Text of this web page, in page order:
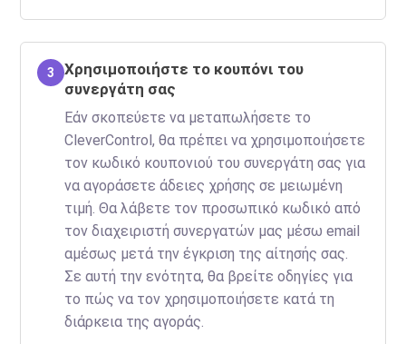
3
Χρησιμοποιήστε το κουπόνι του
συνεργάτη σας
Εάν σκοπεύετε να μεταπωλήσετε το
CleverControl, θα πρέπει να χρησιμοποιήσετε
τον κωδικό κουπονιού του συνεργάτη σας για
να αγοράσετε άδειες χρήσης σε μειωμένη
τιμή. Θα λάβετε τον προσωπικό κωδικό από
τον διαχειριστή συνεργατών μας μέσω email
αμέσως μετά την έγκριση της αίτησής σας.
Σε αυτή την ενότητα, θα βρείτε οδηγίες για
το πώς να τον χρησιμοποιήσετε κατά τη
διάρκεια της αγοράς.